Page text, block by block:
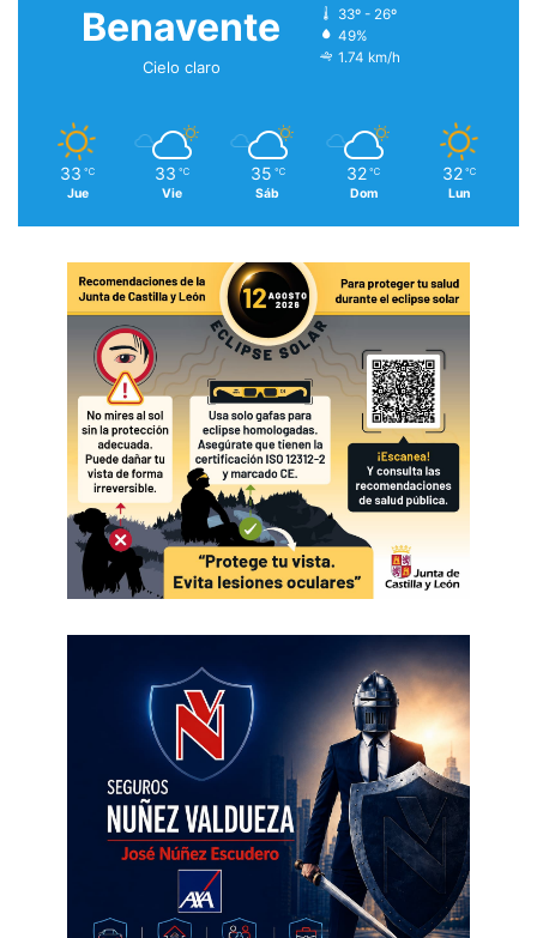
Benavente
Cielo claro
33º - 26º
49%
1.74 km/h
33 ℃
Jue
33 ℃
Vie
35 ℃
Sáb
32 ℃
Dom
32 ℃
Lun